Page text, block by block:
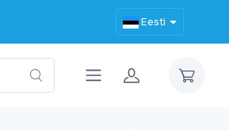
Eesti